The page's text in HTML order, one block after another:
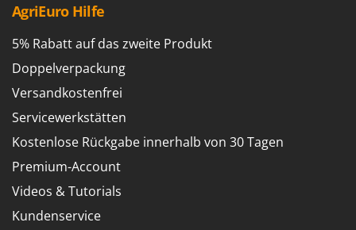
AgriEuro Hilfe
5% Rabatt auf das zweite Produkt
Doppelverpackung
Versandkostenfrei
Servicewerkstätten
Kostenlose Rückgabe innerhalb von 30 Tagen
Premium-Account
Videos & Tutorials
Kundenservice